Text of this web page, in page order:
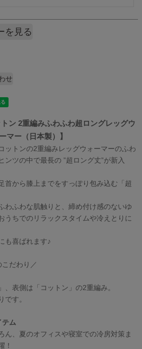
を見る
せ
トン 2重編みふわふわ超ロングレッグウ
マー（日本製）】
ットンの2重編みレッグウォーマーのふわ
ンツの中で最長の ”超ロング丈”が新入
首から膝上までをすっぽり包み込む「超
わふわな肌触りと、締め付け感のないゆ
うちでのリラックスタイムや冷えとりに
も喜ばれます♪
だわり／
、表側は「コットン」の2重編み。
です。
テム
ん、夏のオフィスや寝室での冷房対策ま
！